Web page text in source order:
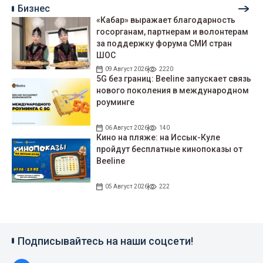
Бизнес
«Кабар» выражает благодарность
госорганам, партнерам и волонтерам
за поддержку форума СМИ стран
ШОС
09 Август 2026 2220
5G без границ: Beeline запускает связь
нового поколения в международном
роуминге
06 Август 2026 140
Кино на пляже: на Иссык-Куле
пройдут беcплатные кинопоказы от
Beeline
05 Август 2026 222
Подписывайтесь на наши соцсети!